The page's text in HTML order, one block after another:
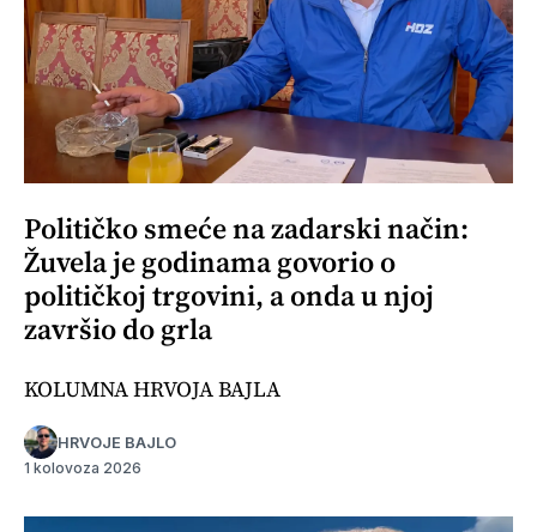
Političko smeće na zadarski način:
Žuvela je godinama govorio o
političkoj trgovini, a onda u njoj
završio do grla
KOLUMNA HRVOJA BAJLA
HRVOJE BAJLO
1 kolovoza 2026